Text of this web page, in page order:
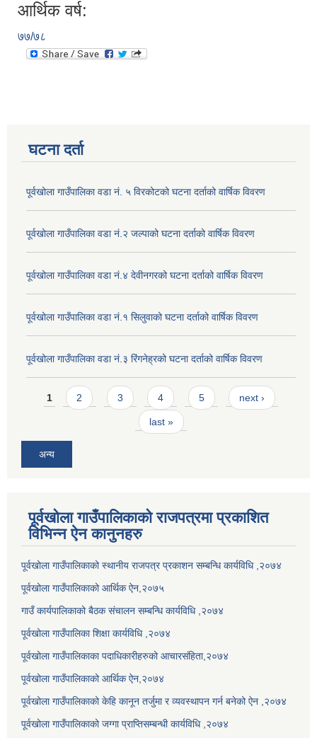
आर्थिक वर्ष:
७७/७८
घटना दर्ता
पूर्वखोला गाउँपालिका वडा नं. ५ विरकोटको घटना दर्ताको वार्षिक विवरण
पूर्वखोला गाउँपालिका वडा नं.२ जल्पाको घटना दर्ताको वार्षिक विवरण
पूर्वखोला गाउँपालिका वडा नं.४ देवीनगरको घटना दर्ताको वार्षिक विवरण
पूर्वखोला गाउँपालिका वडा नं.१ सिलुवाको घटना दर्ताको वार्षिक विवरण
पूर्वखोला गाउँपालिका वडा नं.३ रिंगनेह्रको घटना दर्ताको वार्षिक विवरण
Pages
1 2 3 4 5 next ›
last »
अन्य
पूर्वखोला गाउँपालिकाको राजपत्रमा प्रकाशित
विभिन्न ऐन कानुनहरु
पूर्वखोला गाउँपालिकाको स्थानीय राजपत्र प्रकाशन सम्बन्धि कार्यविधि ,२०७४
पूर्वखोला गाउँपालिकाको आर्थिक ऐन,२०७५
गाउँ कार्यपालिकाको बैठक संचालन सम्बन्धि कार्यविधि ,२०७४
पूर्वखोला गाउँपालिका शिक्षा कार्यविधि ,२०७४
पूर्वखोला गाउँपालिकाका पदाधिकारीहरुको आचारसंहिता,२०७४
पूर्वखोला गाउँपालिकाको आर्थिक ऐन,२०७४
पूर्वखोला गाउँपालिकाको केहि कानून तर्जुमा र व्यवस्थापन गर्न बनेको ऐन ,२०७४
पूर्वखोला गाउँपालिकाको जग्गा प्राप्तिसम्बन्धी कार्यविधि ,२०७४